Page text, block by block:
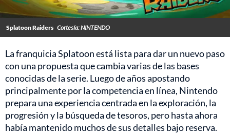
Splatoon Raiders Cortesía: NINTENDO
La franquicia Splatoon está lista para dar un nuevo paso
con una propuesta que cambia varias de las bases
conocidas de la serie. Luego de años apostando
principalmente por la competencia en línea, Nintendo
prepara una experiencia centrada en la exploración, la
progresión y la búsqueda de tesoros, pero hasta ahora
había mantenido muchos de sus detalles bajo reserva.